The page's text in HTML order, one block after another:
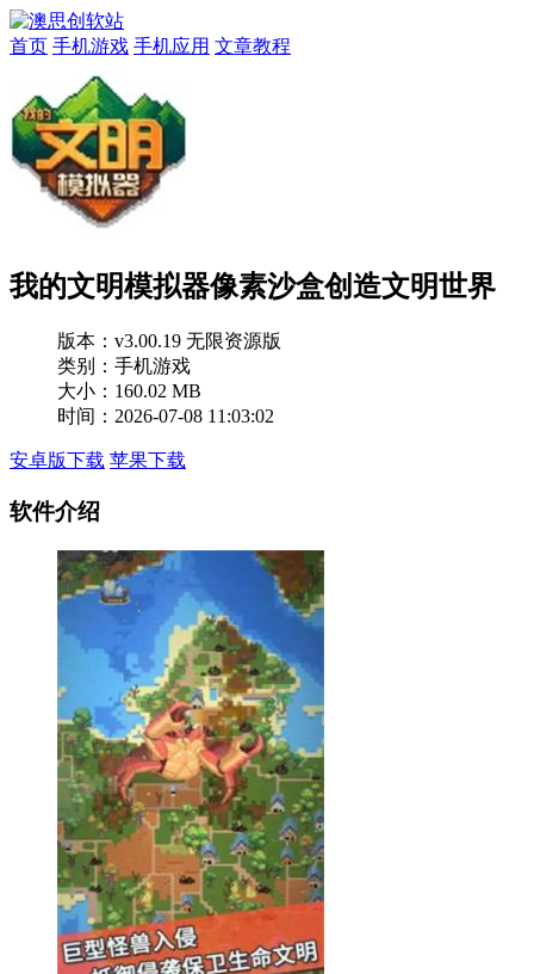
首页 手机游戏 手机应用 文章教程
我的文明模拟器像素沙盒创造文明世界
版本： v3.00.19 无限资源版
类别：手机游戏
大小：160.02 MB
时间：2026-07-08 11:03:02
安卓版下载 苹果下载
软件介绍